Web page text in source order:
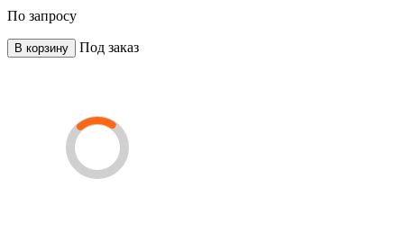
По запросу
В корзину Под заказ